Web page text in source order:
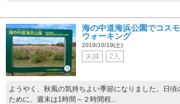
海の中道海浜公園でコス
ウォーキング
2019/10/19(土)
夫婦 2人
ようやく、秋風の気持ちよい季節になりました。日頃
ために、週末は1時間～２時間程...